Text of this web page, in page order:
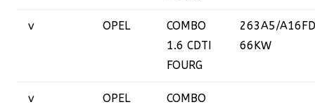
v OPEL
COMBO
1.6 CDTI
FOURG
263A5/
66KW
v OPEL
COMBO